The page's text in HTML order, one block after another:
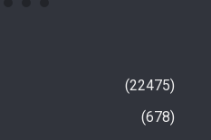
22475
678